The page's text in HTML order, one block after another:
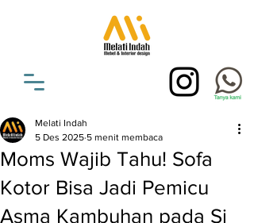
Moms Wajib Tahu! Sofa
Kotor Bisa Jadi Pemicu
Asma Kambuhan pada Si
Melati Indah
5 Des 2025 5 menit membaca